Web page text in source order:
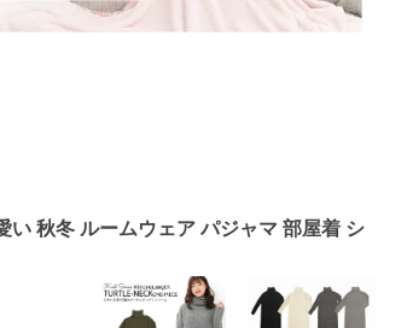
い 秋冬 ルームウェア パジャマ 部屋着 シ